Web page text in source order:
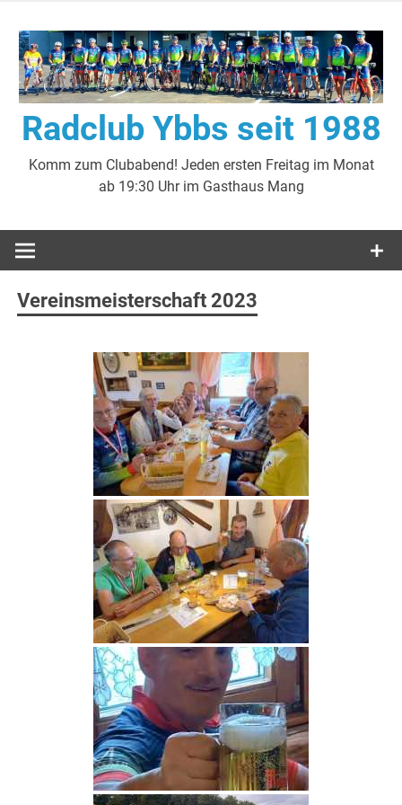
Inhalt
springen
Radclub Ybbs seit 1988
Komm zum Clubabend! Jeden ersten Freitag im Monat
ab 19:30 Uhr im Gasthaus Mang
Vereinsmeisterschaft 2023